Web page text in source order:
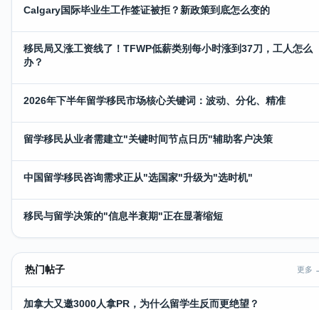
Calgary国际毕业生工作签证被拒？新政策到底怎么变的
移民局又涨工资线了！TFWP低薪类别每小时涨到37刀，工人怎么
办？
2026年下半年留学移民市场核心关键词：波动、分化、精准
留学移民从业者需建立"关键时间节点日历"辅助客户决策
中国留学移民咨询需求正从"选国家"升级为"选时机"
移民与留学决策的"信息半衰期"正在显著缩短
热门帖子 更多
加拿大又邀3000人拿PR，为什么留学生反而更绝望？